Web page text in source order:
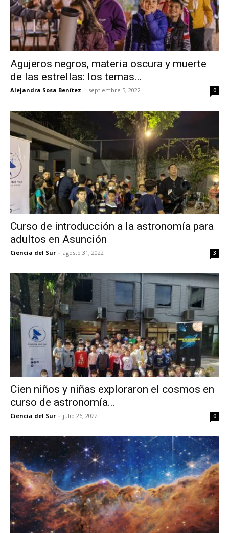
Agujeros negros, materia oscura y muerte
de las estrellas: los temas...
Alejandra Sosa Benítez - septiembre 5, 2022 0
Curso de introducción a la astronomía para
adultos en Asunción
Ciencia del Sur - agosto 31, 2022 3
Cien niños y niñas exploraron el cosmos en
curso de astronomía...
Ciencia del Sur - julio 26, 2022 0